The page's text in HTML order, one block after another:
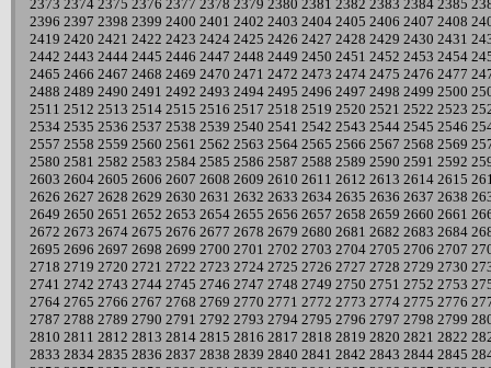
2373 2374 2375 2376 2377 2378 2379 2380 2381 2382 2383 2384 2385
2396 2397 2398 2399 2400 2401 2402 2403 2404 2405 2406 2407 2408
2419 2420 2421 2422 2423 2424 2425 2426 2427 2428 2429 2430 2431
2442 2443 2444 2445 2446 2447 2448 2449 2450 2451 2452 2453 2454
2465 2466 2467 2468 2469 2470 2471 2472 2473 2474 2475 2476 2477
2488 2489 2490 2491 2492 2493 2494 2495 2496 2497 2498 2499 2500
2511 2512 2513 2514 2515 2516 2517 2518 2519 2520 2521 2522 2523
2534 2535 2536 2537 2538 2539 2540 2541 2542 2543 2544 2545 2546
2557 2558 2559 2560 2561 2562 2563 2564 2565 2566 2567 2568 2569
2580 2581 2582 2583 2584 2585 2586 2587 2588 2589 2590 2591 2592
2603 2604 2605 2606 2607 2608 2609 2610 2611 2612 2613 2614 2615
2626 2627 2628 2629 2630 2631 2632 2633 2634 2635 2636 2637 2638
2649 2650 2651 2652 2653 2654 2655 2656 2657 2658 2659 2660 2661
2672 2673 2674 2675 2676 2677 2678 2679 2680 2681 2682 2683 2684
2695 2696 2697 2698 2699 2700 2701 2702 2703 2704 2705 2706 2707
2718 2719 2720 2721 2722 2723 2724 2725 2726 2727 2728 2729 2730
2741 2742 2743 2744 2745 2746 2747 2748 2749 2750 2751 2752 2753
2764 2765 2766 2767 2768 2769 2770 2771 2772 2773 2774 2775 2776
2787 2788 2789 2790 2791 2792 2793 2794 2795 2796 2797 2798 2799
2810 2811 2812 2813 2814 2815 2816 2817 2818 2819 2820 2821 2822
2833 2834 2835 2836 2837 2838 2839 2840 2841 2842 2843 2844 2845